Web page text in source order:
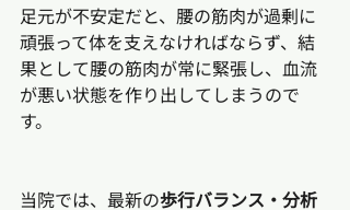
足元が不安定だと、腰の筋肉が過剰に
頑張って体を支えなければならず、結
果として腰の筋肉が常に緊張し、血流
が悪い状態を作り出してしまうので
す。
当院では、最新の歩行バランス・分析